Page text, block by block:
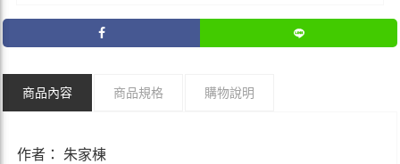
商品內容 商品規格 購物說明
作者： 朱家棟